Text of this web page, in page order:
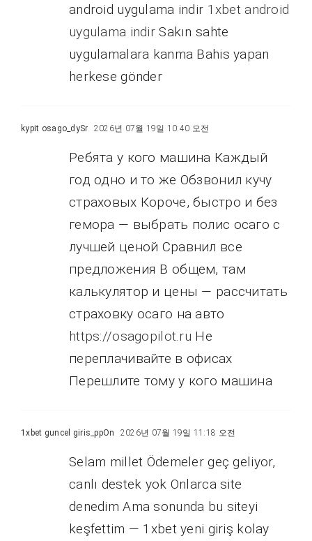
android uygulama indir 1xbet android
uygulama indir Sakın sahte
uygulamalara kanma Bahis yapan
herkese gönder
kypit osago_dySr 2026년 07월 19일 10:40 오전
Ребята у кого машина Каждый
год одно и то же Обзвонил кучу
страховых Короче, быстро и без
гемора — выбрать полис осаго с
лучшей ценой Сравнил все
предложения В общем, там
калькулятор и цены — рассчитать
страховку осаго на авто
https://osagopilot.ru Не
переплачивайте в офисах
Перешлите тому у кого машина
1xbet guncel giris_ppOn 2026년 07월 19일 11:18 오전
Selam millet Ödemeler geç geliyor,
canlı destek yok Onlarca site
denedim Ama sonunda bu siteyi
keşfettim — 1xbet yeni giriş kolay